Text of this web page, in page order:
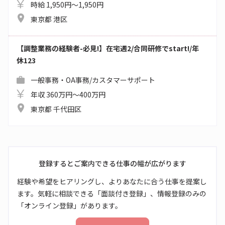
時給 1,950円～1,950円
東京都 港区
【調整業務の経験者-必見!】在宅週2/合同研修でstart!/年
休123
一般事務・OA事務/カスタマーサポート
年収 360万円～400万円
東京都 千代田区
登録するとご案内できる仕事の幅が広がります
経験や希望をヒアリングし、よりあなたに合う仕事を提案し
ます。気軽に相談できる「面談付き登録」、情報登録のみの
「オンライン登録」があります。